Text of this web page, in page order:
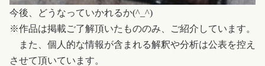
今後、どうなっていかれるか(^_^)
※作品は掲載ご了解頂いたもののみ、ご紹介しています。
また、個人的な情報が含まれる解釈や分析は公表を控え
させて頂いています。